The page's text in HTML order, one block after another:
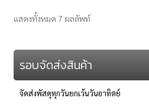
แสดงทั้งหมด 7 ผลลัพท์
รอบจัดส่งสินค้า
จัดส่งพัสดุทุกวันยกเว้นวันอาทิตย์